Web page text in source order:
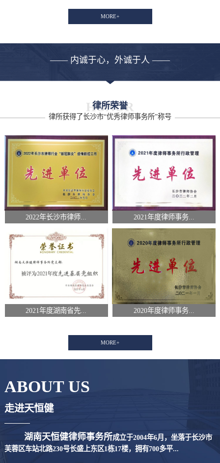
MORE+
—— 内诚于心，外诚于人 ——
HONOR
律所荣誉
律所获得了长沙市“优秀律师事务所”称号
2022年长沙市律师... 2021年度律师事务...
2021年度湖南省先... 2020年度律师事务...
MORE+
ABOUT US
走进天恒健
湖南天恒健律师事务所成立于2004年6月，坐落于长沙市
芙蓉区车站北路230号长盛上东区1栋17楼，拥有700多平...